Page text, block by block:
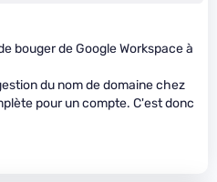
bouger de Google Workspace à
du nom de domaine chez
pour un compte. C'est donc